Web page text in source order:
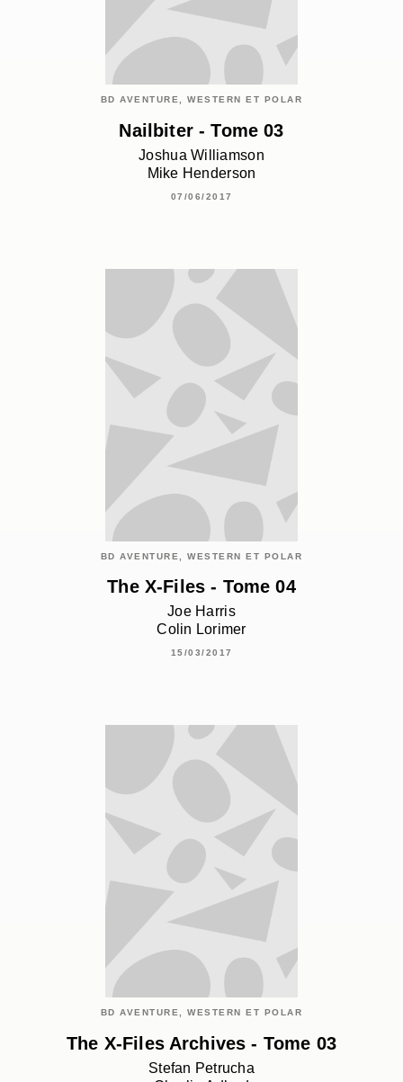
BD AVENTURE, WESTERN ET POLAR
Nailbiter - Tome 03
Joshua Williamson
Mike Henderson
07/06/2017
BD AVENTURE, WESTERN ET POLAR
The X-Files - Tome 04
Joe Harris
Colin Lorimer
15/03/2017
BD AVENTURE, WESTERN ET POLAR
The X-Files Archives - Tome 03
Stefan Petrucha